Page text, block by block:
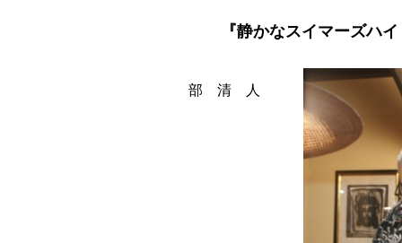
『静かなスイマーズハイ
部 清 人